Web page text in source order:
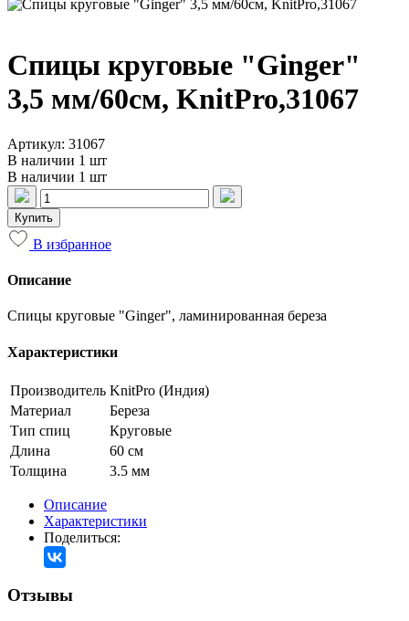
Спицы круговые "Ginger"
3,5 мм/60см, KnitPro,31067
Артикул: 31067
В наличии 1 шт
В наличии 1 шт
Купить
В избранное
Описание
Спицы круговые "Ginger", ламинированная береза
Характеристики
Производитель KnitPro (Индия)
Материал
Береза
Тип спиц
Круговые
Длина
60 см
Толщина
3.5 мм
Описание
Характеристики
Поделиться:
Отзывы